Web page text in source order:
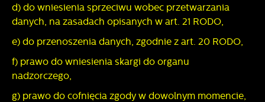
d) do wniesienia sprzeciwu wobec przetwarzania
danych, na zasadach opisanych w art. 21 RODO,
e) do przenoszenia danych, zgodnie z art. 20 RODO,
f) prawo do wniesienia skargi do organu
nadzorczego,
g) prawo do cofnięcia zgody w dowolnym momencie,